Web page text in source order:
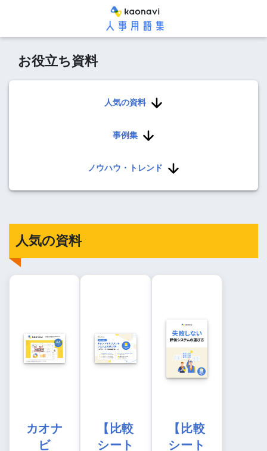
お役立ち資料
人気の資料
事例集
ノウハウ・トレンド
人気の資料
カオナ
ビ
【比較
シート
【比較
シート